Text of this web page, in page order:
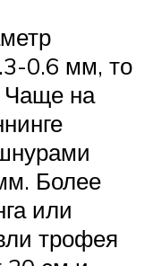
0.6 мм, то
Чаще на
Более
или
трофея